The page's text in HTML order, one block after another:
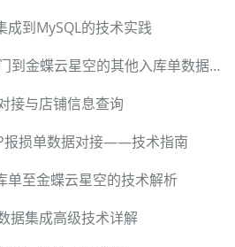
成到MySQL的技术实践
如何实现旺店通·旗舰奇门到金蝶云星空的其他入库单数据集成
接与店铺信息查询
报损单数据对接——技术指南
单至金蝶云星空的技术解析
据集成高级技术详解